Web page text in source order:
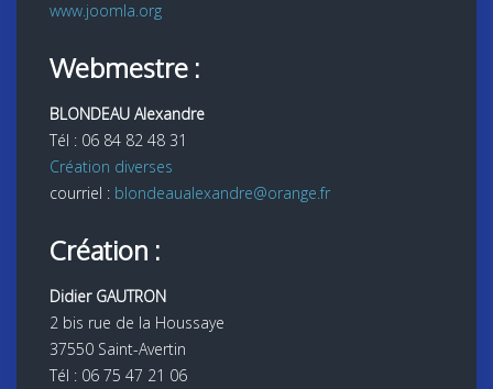
www.joomla.org
Webmestre :
BLONDEAU Alexandre
Tél : 06 84 82 48 31
Création diverses
courriel : blondeaualexandre@orange.fr
Création :
Didier GAUTRON
2 bis rue de la Houssaye
37550 Saint-Avertin
Tél : 06 75 47 21 06